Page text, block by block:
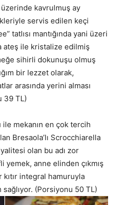
üzerinde kavrulmuş ay
servis edilen keçi
tatlısı mantığında yani üzeri
ateş ile kristalize edilmiş
sihirli dokunuşu olmuş
bir lezzet olarak,
arasında yerini alması
39 TL)
ile mekanın en çok tercih
Bresaola’lı Scrocchiarella
olan bu adı zor
yemek, anne elinden çıkmış
integral hamuruyla
(Porsiyonu 50 TL)